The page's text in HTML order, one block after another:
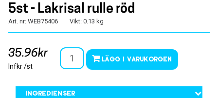
5st - Lakrisal rulle röd
Art. nr: WEB75406 Vikt: 0.13 kg
35.96kr
Infkr /st
Lägg i varukorgen
Ingredienser